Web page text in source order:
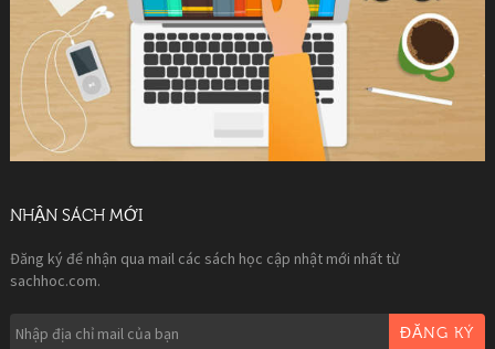
NHẬN SÁCH MỚI
Đăng ký để nhận qua mail các sách học cập nhật mới nhất từ
sachhoc.com.
ĐĂNG KÝ